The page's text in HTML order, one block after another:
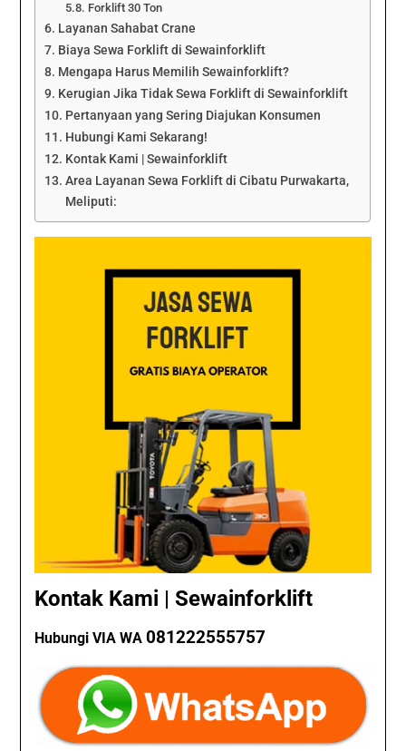
Forklift 30 Ton
Layanan Sahabat Crane
Biaya Sewa Forklift di Sewainforklift
Mengapa Harus Memilih Sewainforklift?
Kerugian Jika Tidak Sewa Forklift di Sewainforklift
Pertanyaan yang Sering Diajukan Konsumen
Hubungi Kami Sekarang!
Kontak Kami | Sewainforklift
Area Layanan Sewa Forklift di Cibatu Purwakarta,
Meliputi:
Kontak Kami | Sewainforklift
Hubungi VIA WA081222555757